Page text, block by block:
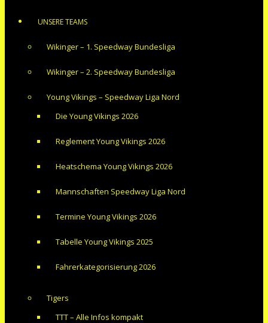
UNSERE TEAMS
Wikinger – 1. Speedway Bundesliga
Wikinger – 2. Speedway Bundesliga
Young Vikings – Speedway Liga Nord
Die Young Vikings 2026
Reglement Young Vikings 2026
Heatschema Young Vikings 2026
Mannschaften Speedway Liga Nord
Termine Young Vikings 2026
Tabelle Young Vikings 2025
Fahrerkategorisierung 2026
Tigers
TTT – Alle Infos kompakt